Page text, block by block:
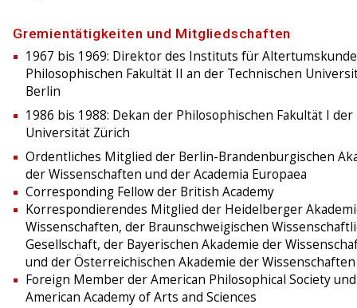
Gremientätigkeiten und Mitgliedschaften
1967 bis 1969: Direktor des Instituts für
Philosophischen Fakultät II an der Technischen
Berlin
1986 bis 1988: Dekan der Philosophischen Fakultät I der
Universität Zürich
Ordentliches Mitglied der Berlin-Brandenburgischen
der Wissenschaften und der Academia Europaea
Corresponding Fellow der British Academy
Korrespondierendes Mitglied der Heidelberger
Wissenschaften, der Braunschweigischen
Gesellschaft, der Bayerischen Akademie der
und der Österreichischen Akademie der Wissenschaften
Foreign Member der American Philosophical Society
American Academy of Arts and Sciences